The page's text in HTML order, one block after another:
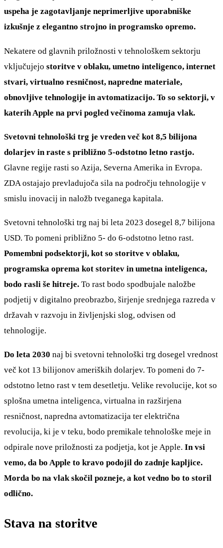
uspeha je zagotavljanje neprimerljive uporabniške
izkušnje z elegantno strojno in programsko opremo.
Nekatere od glavnih priložnosti v tehnološkem sektorju
vključujejo storitve v oblaku, umetno inteligenco, internet
stvari, virtualno resničnost, napredne materiale,
obnovljive tehnologije in avtomatizacijo. To so sektorji, v
katerih Apple na prvi pogled večinoma zamuja vlak.
Svetovni tehnološki trg je vreden več kot 8,5 bilijona
dolarjev in raste s približno 5-odstotno letno rastjo.
Glavne regije rasti so Azija, Severna Amerika in Evropa.
ZDA ostajajo prevladujoča sila na področju tehnologije v
smislu inovacij in naložb tveganega kapitala.
Svetovni tehnološki trg naj bi leta 2023 dosegel 8,7 bilijona
USD. To pomeni približno 5- do 6-odstotno letno rast.
Pomembni podsektorji, kot so storitve v oblaku,
programska oprema kot storitev in umetna inteligenca,
bodo rasli še hitreje. To rast bodo spodbujale naložbe
podjetij v digitalno preobrazbo, širjenje srednjega razreda v
državah v razvoju in življenjski slog, odvisen od
tehnologije.
Do leta 2030 naj bi svetovni tehnološki trg dosegel vrednost
več kot 13 bilijonov ameriških dolarjev. To pomeni do 7-
odstotno letno rast v tem desetletju. Velike revolucije, kot so
splošna umetna inteligenca, virtualna in razširjena
resničnost, napredna avtomatizacija ter električna
revolucija, ki je v teku, bodo premikale tehnološke meje in
odpirale nove priložnosti za podjetja, kot je Apple. In vsi
vemo, da bo Apple to kravo podojil do zadnje kapljice.
Morda bo na vlak skočil pozneje, a kot vedno bo to storil
odlično.
Stava na storitve